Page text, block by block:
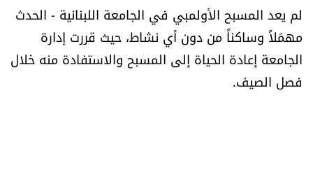
خاص الموقع
كتّابنا
تحت المجهر
لم يعد المسبح الأولمبي في الجامعة اللبنانية - الحدث
مهمَلاً وساكناً من دون أي نشاط، حيث قررت إدارة
الجامعة إعادة الحياة إلى المسبح والاستفادة منه خلال
فصل الصيف.